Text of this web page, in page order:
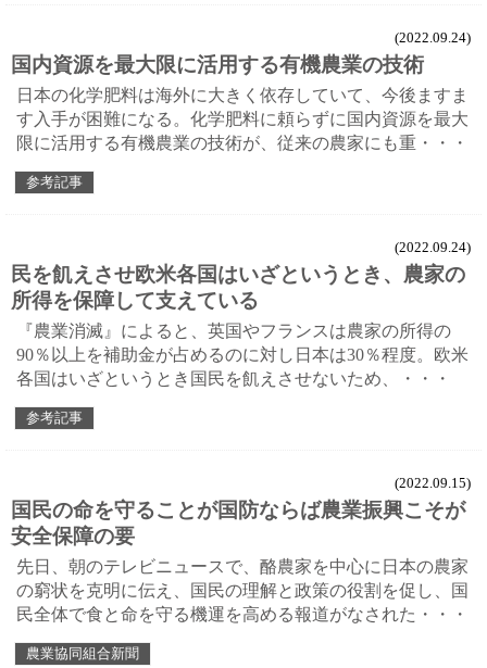
(2022.09.24)
国内資源を最大限に活用する有機農業の技術
日本の化学肥料は海外に大きく依存していて、今後ますま
す入手が困難になる。化学肥料に頼らずに国内資源を最大
限に活用する有機農業の技術が、従来の農家にも重・・・
参考記事
(2022.09.24)
民を飢えさせ欧米各国はいざというとき、農家の
所得を保障して支えている
『農業消滅』によると、英国やフランスは農家の所得の
90％以上を補助金が占めるのに対し日本は30％程度。欧米
各国はいざというとき国民を飢えさせないため、・・・
参考記事
(2022.09.15)
国民の命を守ることが国防ならば農業振興こそが
安全保障の要
先日、朝のテレビニュースで、酪農家を中心に日本の農家
の窮状を克明に伝え、国民の理解と政策の役割を促し、国
民全体で食と命を守る機運を高める報道がなされた・・・
農業協同組合新聞